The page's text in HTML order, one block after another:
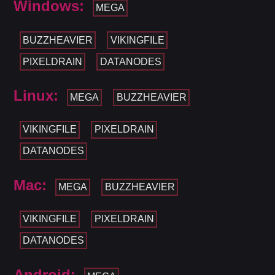
Windows: MEGA
BUZZHEAVIER VIKINGFILE
PIXELDRAIN DATANODES
Linux: MEGA BUZZHEAVIER
VIKINGFILE PIXELDRAIN
DATANODES
Mac: MEGA BUZZHEAVIER
VIKINGFILE PIXELDRAIN
DATANODES